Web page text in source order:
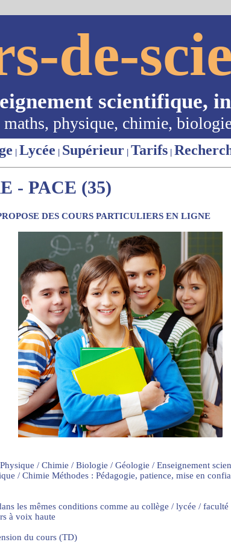
de-
scientifique,
maths, physique, chimie,
| Lycée | Supérieur | Tarifs |
- PACE (35)
DES COURS PARTICULIERS EN LIGNE
/ Chimie / Biologie / Géologie / Enseignement
/ Chimie Méthodes : Pédagogie, patience, mise en
les mêmes conditions comme au collège / lycée / faculté
à voix haute
du cours (TD)